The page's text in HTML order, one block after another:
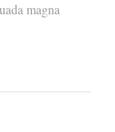
magna